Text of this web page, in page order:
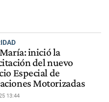
inició la
del nuevo
Especial de
Motorizadas
13:44